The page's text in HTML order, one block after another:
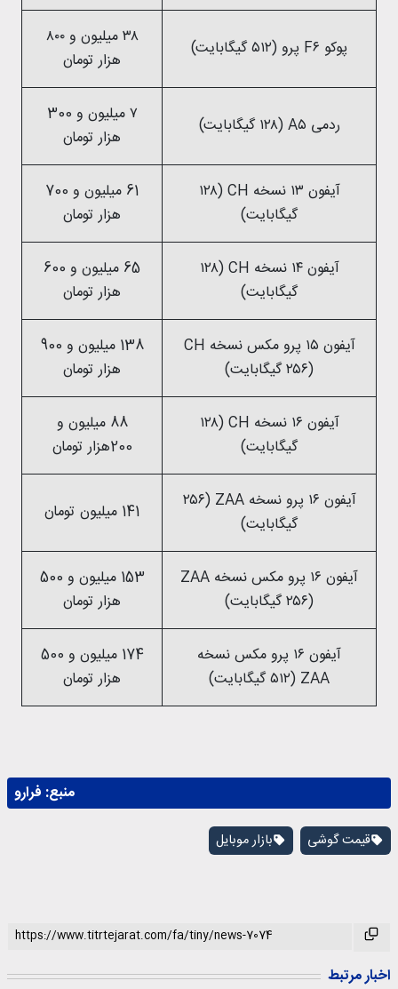
پوکو F۶ پرو (۵۱۲ گیگابایت)
۳۸ میلیون و ۸۰۰
هزار تومان
ردمی A۵ (۱۲۸ گیگابایت)
۷ میلیون و 300
هزار تومان
آیفون ۱۳ نسخه CH (۱۲۸
گیگابایت)
61 میلیون و 700
هزار تومان
آیفون ۱۴ نسخه CH (۱۲۸
گیگابایت)
65 میلیون و 600
هزار تومان
آیفون ۱۵ پرو مکس نسخه CH
(۲۵۶ گیگابایت)
138 میلیون و 900
هزار تومان
آیفون ۱۶ نسخه CH (۱۲۸
گیگابایت)
88 میلیون و
200هزار تومان
آیفون ۱۶ پرو نسخه ZAA (۲۵۶
گیگابایت)
141 میلیون تومان
آیفون ۱۶ پرو مکس نسخه ZAA
(۲۵۶ گیگابایت)
153 میلیون و 500
هزار تومان
آیفون ۱۶ پرو مکس نسخه
ZAA (۵۱۲ گیگابایت)
174 میلیون و 500
هزار تومان
منبع: فرارو
قیمت گوشی بازار موبایل
اخبار مرتبط